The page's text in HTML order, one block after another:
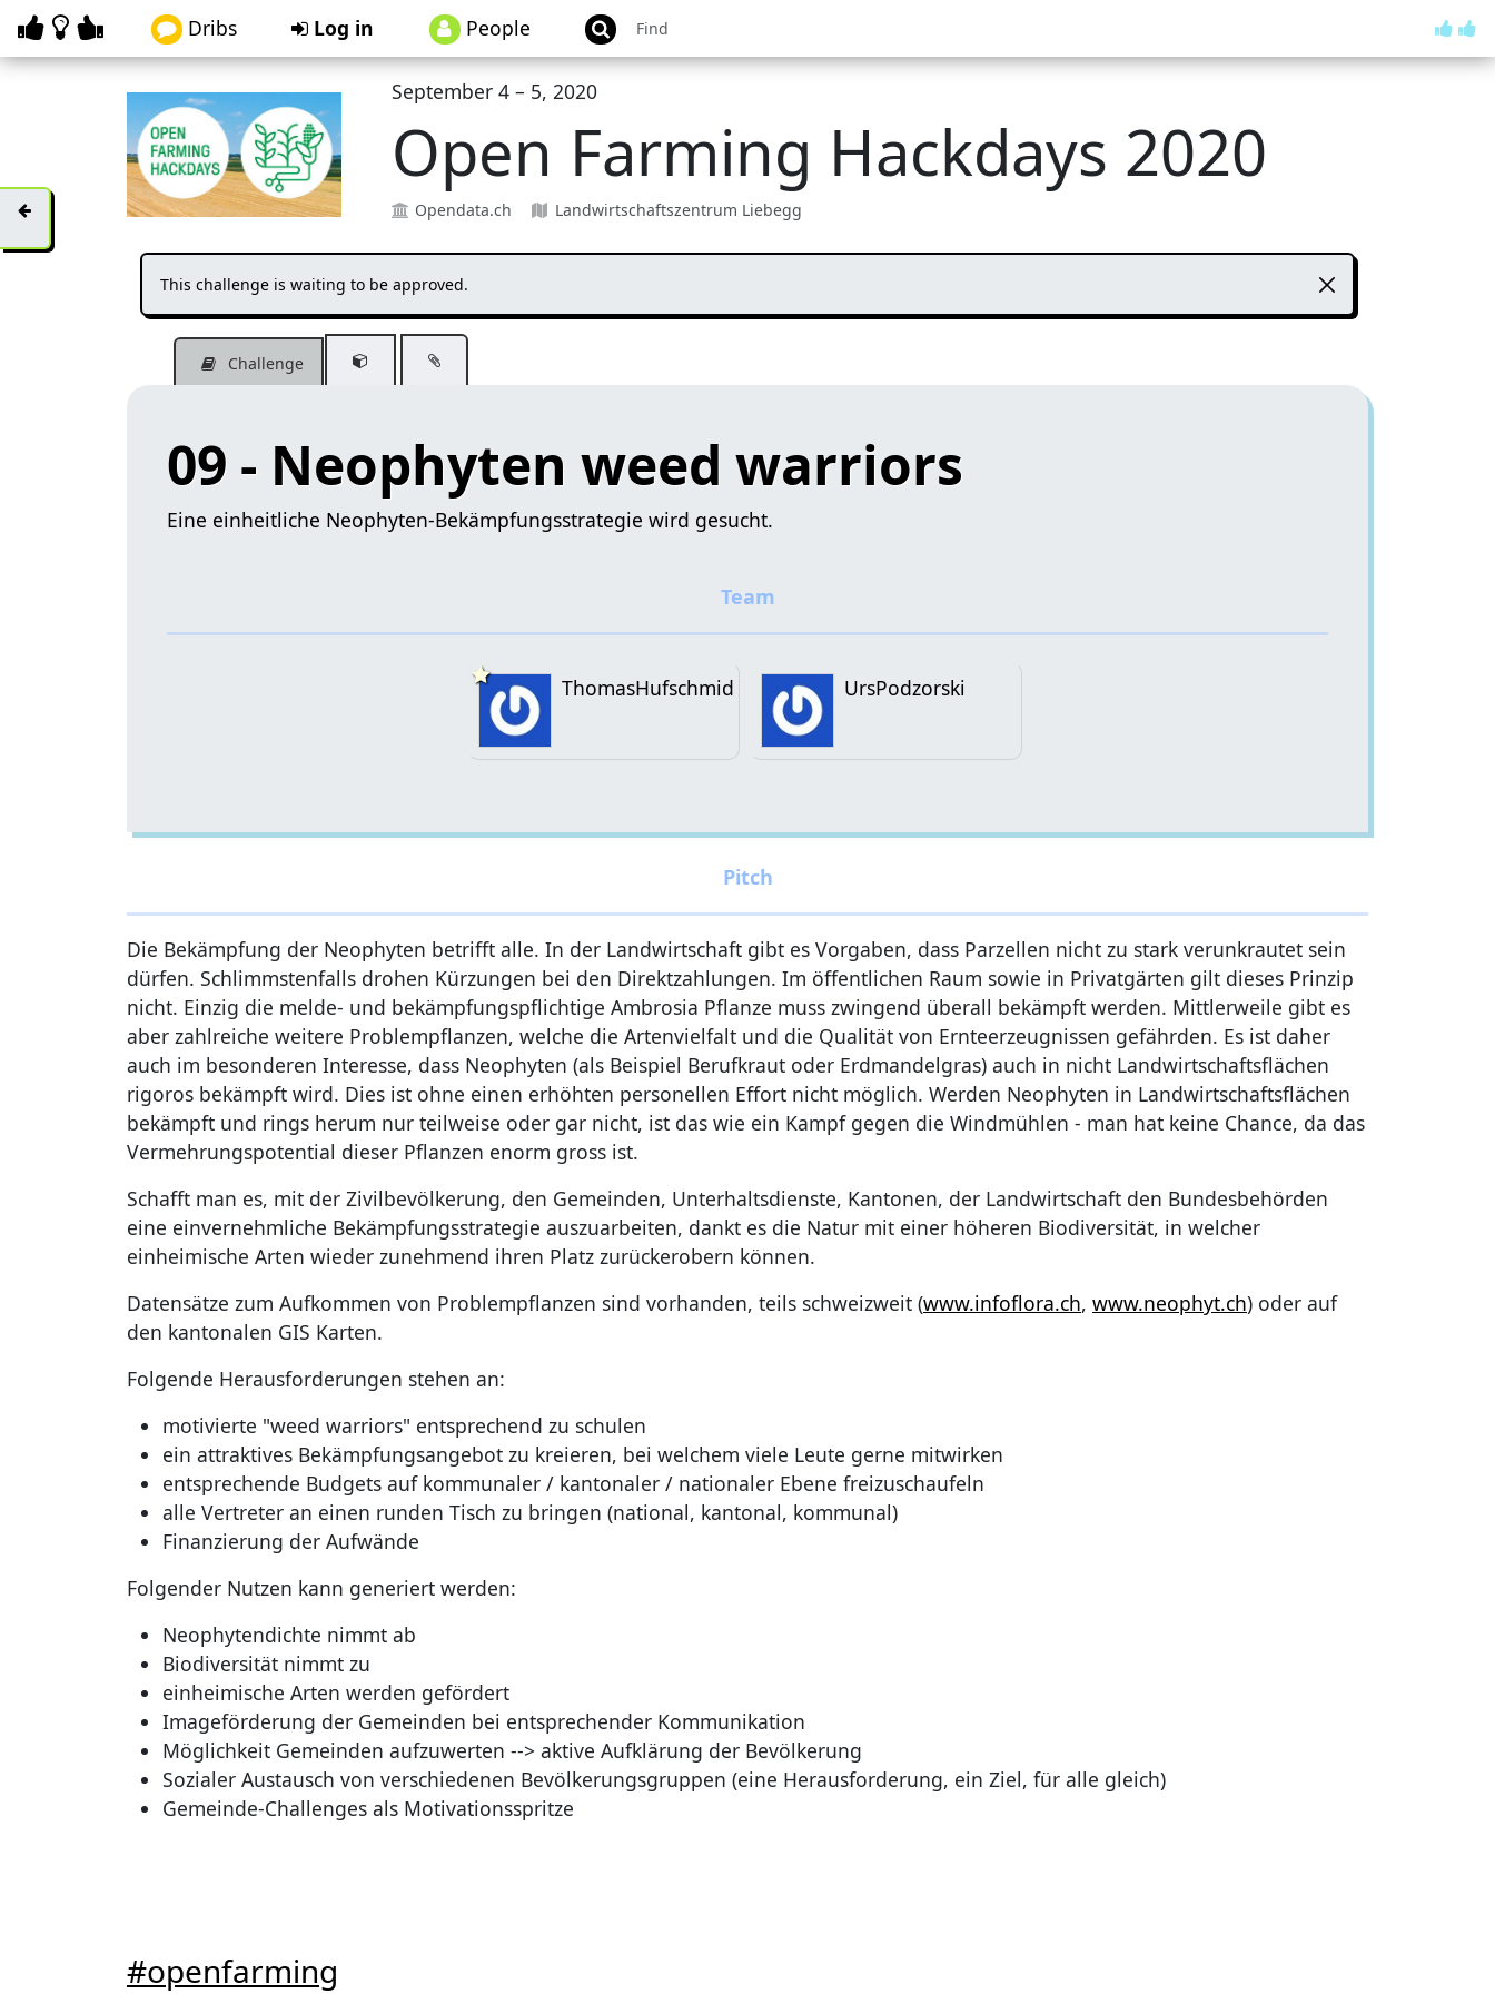
Dribs Log in People
September 4 – 5, 2020
Open Farming Hackdays 2020
Opendata.ch Landwirtschaftszentrum Liebegg
This challenge is waiting to be approved.
Challenge
09 - Neophyten weed warriors
Eine einheitliche Neophyten-Bekämpfungsstrategie wird gesucht.
ThomasHufschmid UrsPodzorski
Die Bekämpfung der Neophyten betrifft alle. In der Landwirtschaft gibt es Vorgaben, dass Parzellen nicht zu stark verunkrautet sein
dürfen. Schlimmstenfalls drohen Kürzungen bei den Direktzahlungen. Im öffentlichen Raum sowie in Privatgärten gilt dieses Prinzip
nicht. Einzig die melde- und bekämpfungspflichtige Ambrosia Pflanze muss zwingend überall bekämpft werden. Mittlerweile gibt es
aber zahlreiche weitere Problempflanzen, welche die Artenvielfalt und die Qualität von Ernteerzeugnissen gefährden. Es ist daher
auch im besonderen Interesse, dass Neophyten (als Beispiel Berufkraut oder Erdmandelgras) auch in nicht Landwirtschaftsflächen
rigoros bekämpft wird. Dies ist ohne einen erhöhten personellen Effort nicht möglich. Werden Neophyten in Landwirtschaftsflächen
bekämpft und rings herum nur teilweise oder gar nicht, ist das wie ein Kampf gegen die Windmühlen - man hat keine Chance, da das
Vermehrungspotential dieser Pflanzen enorm gross ist.
Schafft man es, mit der Zivilbevölkerung, den Gemeinden, Unterhaltsdienste, Kantonen, der Landwirtschaft den Bundesbehörden
eine einvernehmliche Bekämpfungsstrategie auszuarbeiten, dankt es die Natur mit einer höheren Biodiversität, in welcher
einheimische Arten wieder zunehmend ihren Platz zurückerobern können.
Datensätze zum Aufkommen von Problempflanzen sind vorhanden, teils schweizweit (www.infoflora.ch, www.neophyt.ch) oder auf
den kantonalen GIS Karten.
Folgende Herausforderungen stehen an:
motivierte "weed warriors" entsprechend zu schulen
ein attraktives Bekämpfungsangebot zu kreieren, bei welchem viele Leute gerne mitwirken
entsprechende Budgets auf kommunaler / kantonaler / nationaler Ebene freizuschaufeln
alle Vertreter an einen runden Tisch zu bringen (national, kantonal, kommunal)
Finanzierung der Aufwände
Folgender Nutzen kann generiert werden:
Neophytendichte nimmt ab
Biodiversität nimmt zu
einheimische Arten werden gefördert
Imageförderung der Gemeinden bei entsprechender Kommunikation
Möglichkeit Gemeinden aufzuwerten --> aktive Aufklärung der Bevölkerung
Sozialer Austausch von verschiedenen Bevölkerungsgruppen (eine Herausforderung, ein Ziel, für alle gleich)
Gemeinde-Challenges als Motivationsspritze
#openfarming